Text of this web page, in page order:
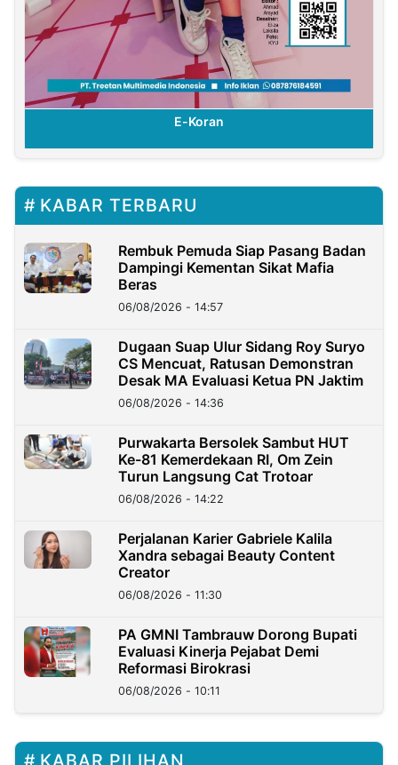
E-Koran
KABAR TERBARU
Rembuk Pemuda Siap Pasang Badan
Dampingi Kementan Sikat Mafia
Beras
06/08/2026 - 14:57
Dugaan Suap Ulur Sidang Roy Suryo
CS Mencuat, Ratusan Demonstran
Desak MA Evaluasi Ketua PN Jaktim
06/08/2026 - 14:36
Purwakarta Bersolek Sambut HUT
Ke-81 Kemerdekaan RI, Om Zein
Turun Langsung Cat Trotoar
06/08/2026 - 14:22
Perjalanan Karier Gabriele Kalila
Xandra sebagai Beauty Content
Creator
06/08/2026 - 11:30
PA GMNI Tambrauw Dorong Bupati
Evaluasi Kinerja Pejabat Demi
Reformasi Birokrasi
06/08/2026 - 10:11